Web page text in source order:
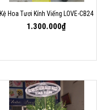
Kệ Hoa Tươi Kính Viếng LOVE-CB24
1.300.000₫